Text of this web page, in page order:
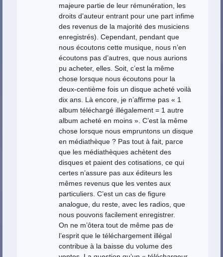
majeure partie de leur rémunération, les
droits d’auteur entrant pour une part infime
des revenus de la majorité des musiciens
enregistrés). Cependant, pendant que
nous écoutons cette musique, nous n’en
écoutons pas d’autres, que nous aurions
pu acheter, elles. Soit, c’est la même
chose lorsque nous écoutons pour la
deux-centième fois un disque acheté voilà
dix ans. Là encore, je n’affirme pas « 1
album téléchargé illégalement = 1 autre
album acheté en moins ». C’est la même
chose lorsque nous empruntons un disque
en médiathèque ? Pas tout à fait, parce
que les médiathèques achètent des
disques et paient des cotisations, ce qui
certes n’assure pas aux éditeurs les
mêmes revenus que les ventes aux
particuliers. C’est un cas de figure
analogue, du reste, avec les radios, que
nous pouvons facilement enregistrer.
On ne m’ôtera tout de même pas de
l’esprit que le téléchargement illégal
contribue à la baisse du volume des